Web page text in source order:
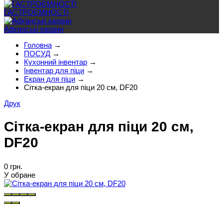
ГАСТРОЄМНОСТІ
Афганські казани
Головна →
ПОСУД →
Кухонний інвентар →
Інвентар для піци →
Екран для піци →
Сітка-екран для піци 20 см, DF20
Друк
Сітка-екран для піци 20 см,
DF20
0 грн.
У обране